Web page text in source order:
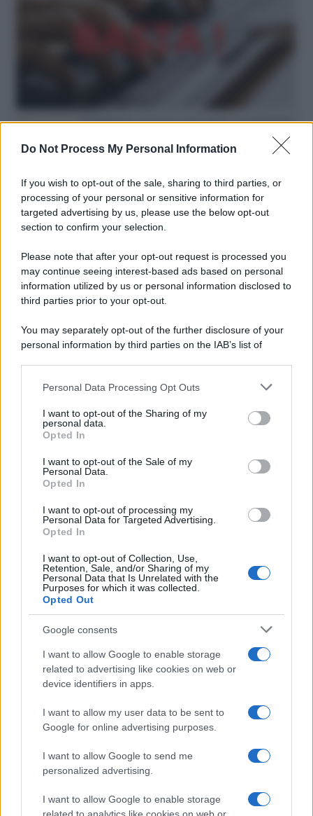
Do Not Process My Personal Information
If you wish to opt-out of the sale, sharing to third parties, or
processing of your personal or sensitive information for
targeted advertising by us, please use the below opt-out
section to confirm your selection.
Please note that after your opt-out request is processed you
may continue seeing interest-based ads based on personal
information utilized by us or personal information disclosed to
third parties prior to your opt-out.
You may separately opt-out of the further disclosure of your
personal information by third parties on the IAB’s list of
This information may also be disclosed by us to third parties
disclose it to other third parties.
Please note that this website/app uses one or more Google
services and may gather and store information including but
not limited to your visit or usage behaviour. You may click to
grant or deny consent to Google and its third-party tags to
consent section.
Personal Data Processing Opt Outs
I want to opt-out of the Sharing of my
personal data.
Opted In
I want to opt-out of the Sale of my
Personal Data.
Opted In
I want to opt-out of processing my
Personal Data for Targeted Advertising.
Opted In
I want to opt-out of Collection, Use,
Retention, Sale, and/or Sharing of my
Personal Data that Is Unrelated with the
Purposes for which it was collected.
Opted Out
Google consents
I want to allow Google to enable storage
related to advertising like cookies on web or
device identifiers in apps.
I want to allow my user data to be sent to
Google for online advertising purposes.
I want to allow Google to send me
personalized advertising.
I want to allow Google to enable storage
Hate speech /Piattaforme sessiste e misogine: la solidarietà
redazione
L'editoriale /Le mostruose donne dell'Odissea di Nolan
L'editoriale /Riecco il “patto Meloni – Schlein”. Contro i
deepfake in campagna elettorale. Questa volta funzionerà?
La storia /Le 10 maestre che già 120 anni fa ottennero, per
10 mesi, il diritto di voto
Pordenone /Il Premio Airone di Carta 2026 a GiULiA
giornaliste: promuove la cultura della parità
Syndication
Globalist
Globalscience
Culture
Megachip